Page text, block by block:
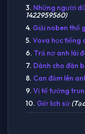
3. Những người
1422959560)
4. Giải noben thế
5. Vova học tiếng
6. Trả nợ anh lái
7. Dành cho đàn
8. Can đảm lên
9. Vị tể tướng
10. Giờ lịch sử